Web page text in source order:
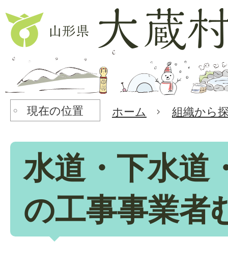
現在の位置 ホーム 組織から
水道・下水道
の工事事業者